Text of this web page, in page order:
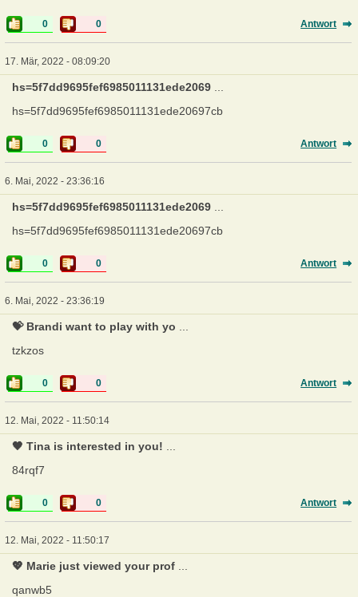
0 0 Antwort
17. Mär, 2022 - 08:09:20
hs=5f7dd9695fef6985011131ede2069
hs=5f7dd9695fef6985011131ede20697cb
0 0 Antwort
6. Mai, 2022 - 23:36:16
hs=5f7dd9695fef6985011131ede2069
hs=5f7dd9695fef6985011131ede20697cb
0 0 Antwort
6. Mai, 2022 - 23:36:19
💝 Brandi want to play with yo
tzkzos
0 0 Antwort
12. Mai, 2022 - 11:50:14
🖤 Tina is interested in you!
84rqf7
0 0 Antwort
12. Mai, 2022 - 11:50:17
💖 Marie just viewed your prof
qanwb5